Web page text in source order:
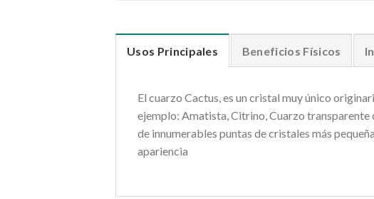
Usos Principales Beneficios Físicos
El cuarzo Cactus, es un cristal muy único
ejemplo: Amatista, Citrino, Cuarzo transparente
de innumerables puntas de cristales más
apariencia